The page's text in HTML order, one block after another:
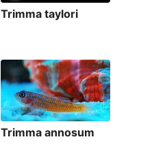
Trimma taylori
Trimma annosum